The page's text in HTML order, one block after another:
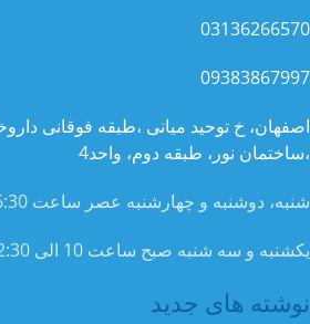
03136266570
09383867997
اصفهان، خ توحید میانی ،طبقه فوقانی
،ساختمان نور، طبقه دوم، واحد4
شنبه، دوشنبه و چهارشنبه عصر ساعت 16:30 الی 19:30
یکشنبه و سه شنبه صبح ساعت 10 الی 12:30
نوشته های جدید